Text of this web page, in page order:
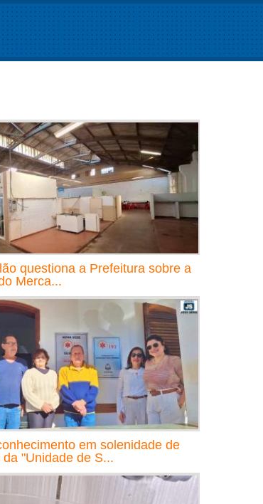
questiona a Prefeitura sobre a
Merca...
em solenidade de
"Unidade de S...